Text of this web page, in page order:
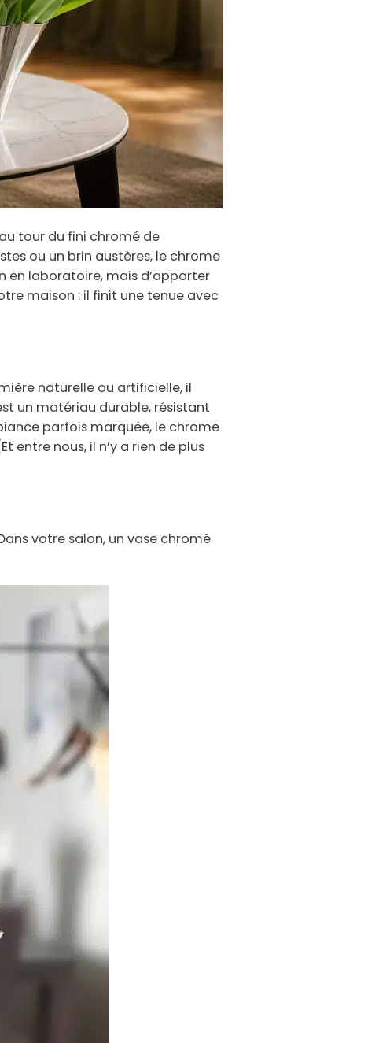
tour du fini chromé de
ou un brin austères, le chrome
en laboratoire, mais d’apporter
maison : il finit une tenue avec
naturelle ou artificielle, il
un matériau durable, résistant
parfois marquée, le chrome
entre nous, il n’y a rien de plus
votre salon, un vase chromé